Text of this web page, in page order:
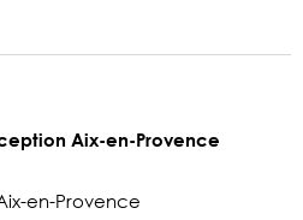
Aix-en-Provence
en-Provence